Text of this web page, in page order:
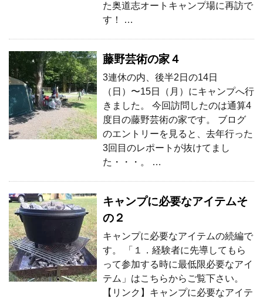
た奥道志オートキャンプ場に再訪で
す！ …
藤野芸術の家４
3連休の内、後半2日の14日
（日）〜15日（月）にキャンプへ行
きました。 今回訪問したのは通算4
度目の藤野芸術の家です。 ブログ
のエントリーを見ると、去年行った
3回目のレポートが抜けてまし
た・・・。 …
キャンプに必要なアイテムそ
の２
キャンプに必要なアイテムの続編で
す。 「１．経験者に先導してもら
って参加する時に最低限必要なアイ
テム」はこちらからご覧下さい。
【リンク】キャンプに必要なアイテ